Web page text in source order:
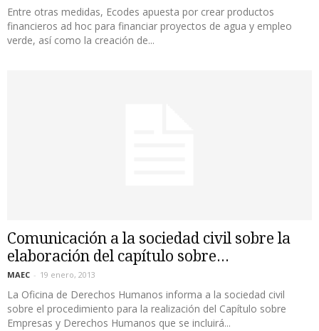
Entre otras medidas, Ecodes apuesta por crear productos
financieros ad hoc para financiar proyectos de agua y empleo
verde, así como la creación de...
Comunicación a la sociedad civil sobre la
elaboración del capítulo sobre...
MAEC - 19 enero, 2013
La Oficina de Derechos Humanos informa a la sociedad civil
sobre el procedimiento para la realización del Capítulo sobre
Empresas y Derechos Humanos que se incluirá...